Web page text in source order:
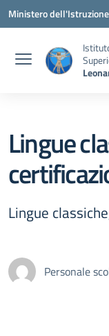
Vai ai contenuti
Vai al menu di
Vai al footer
Ministero
Lingue
Lingue
Personale